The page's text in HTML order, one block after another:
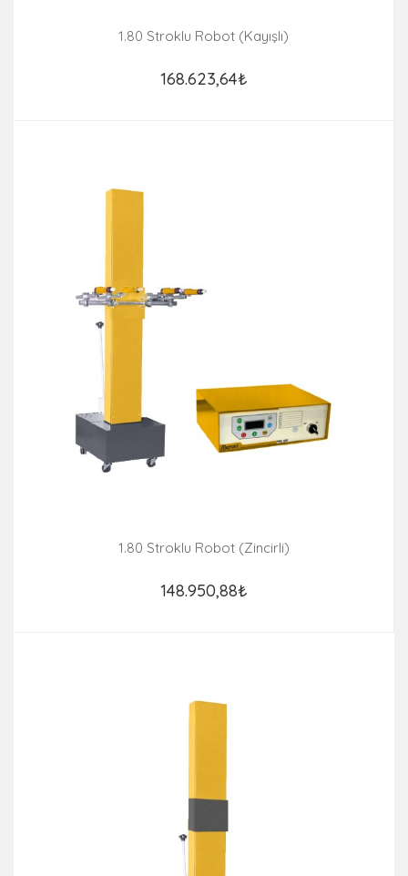
1.80 Stroklu Robot (Kayışlı)
168.623,64₺
1.80 Stroklu Robot (Zincirli)
148.950,88₺